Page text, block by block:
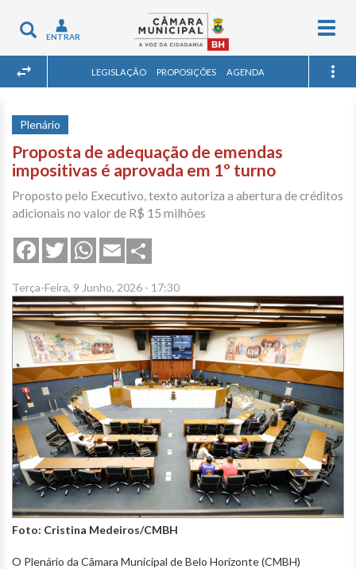
Toggle
navigation
ENTRAR
LEGISLAÇÃO PROPOSIÇÕES AGENDA
Plenário
Proposta de adequação de emendas
impositivas é aprovada em 1º turno
Proposto pelo Executivo, texto autoriza a abertura de créditos
adicionais no valor de R$ 15 milhões
FacebookTwitterWhatsApp
Email
Terça-Feira, 9 Junho, 2026 - 17:30
Foto: Cristina Medeiros/CMBH
O Plenário da Câmara Municipal de Belo Horizonte (CMBH)